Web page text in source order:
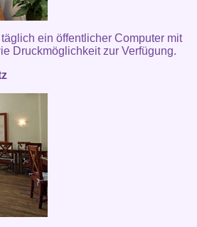
ein öffentlicher Computer mit
Druckmöglichkeit zur Verfügung.